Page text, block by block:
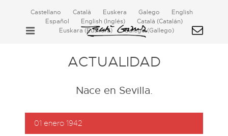
Castellano Català Euskera Galego
English
Español
English(Inglés) Català (Catalán)
Euskara (Euskera) Galego(Gallego)
ACTUALIDAD
Nace en Sevilla.
01 enero 1942